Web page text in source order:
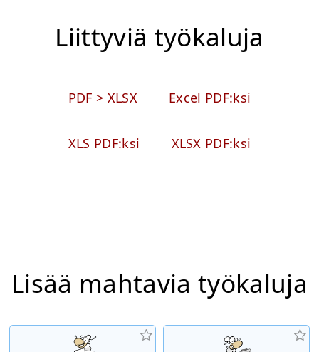
Liittyviä työkaluja
PDF > XLSX Excel PDF:ksi
XLS PDF:ksi XLSX PDF:ksi
Lisää mahtavia työkaluja